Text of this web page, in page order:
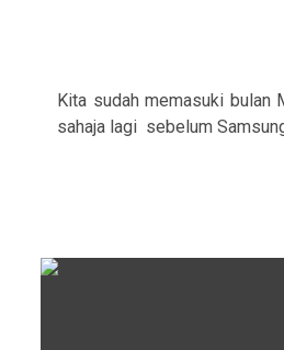
Kita sudah memasuki bulan
sahaja lagi sebelum